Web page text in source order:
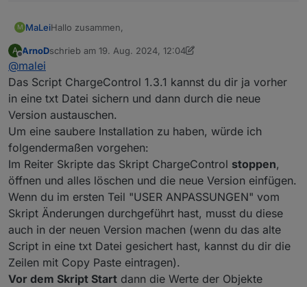
M MaLeiHallo zusammen,
wie upgrade ich eigentlich auf eine neue Charge
Meine Version (1.3.1) läuft seit längerer Zeit sehr gut und
ich möchte sie mir nicht "zerstören", indem ich einfach
die aktuelle drüber kopiere.
MaLei
A
Offline
ArnoDschrieb am 19. Aug. 2024, 12:04
zuletzt editiert von ArnoD
@malei
Das Script ChargeControl 1.3.1 kannst du dir ja vorher
in eine txt Datei sichern und dann durch die neue
Version austauschen.
Um eine saubere Installation zu haben, würde ich
folgendermaßen vorgehen:
Im Reiter Skripte das Skript ChargeControl stoppen,
öffnen und alles löschen und die neue Version einfügen.
Wenn du im ersten Teil "USER ANPASSUNGEN" vom
Skript Änderungen durchgeführt hast, musst du diese
auch in der neuen Version machen (wenn du das alte
Script in eine txt Datei gesichert hast, kannst du dir die
Zeilen mit Copy Paste eintragen).
Vor dem Skript Start dann die Werte der Objekte